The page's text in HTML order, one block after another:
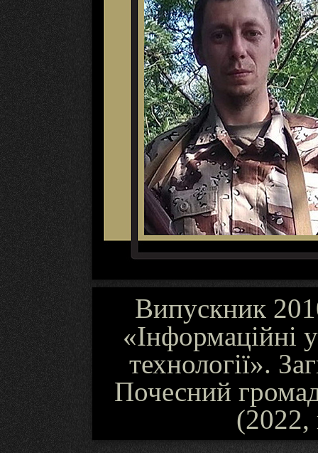
Випускник
«Інформаційні
технології».
Почесний
(2022,